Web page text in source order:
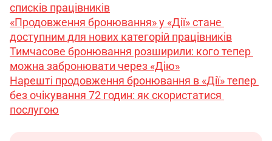
списків працівників
«Продовження бронювання» у «Дії» стане
доступним для нових категорій працівників
Тимчасове бронювання розширили: кого тепер
можна забронювати через «Дію»
Нарешті продовження бронювання в «Дії» тепер
без очікування 72 годин: як скористатися
послугою